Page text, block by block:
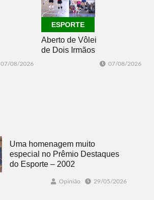
07/08/2026
ESPORTE
Aberto de Vôlei
de Dois Irmãos
07/08/2026
Uma homenagem muito
especial no Prêmio Destaques
do Esporte – 2002
Opinião 29/05/2026